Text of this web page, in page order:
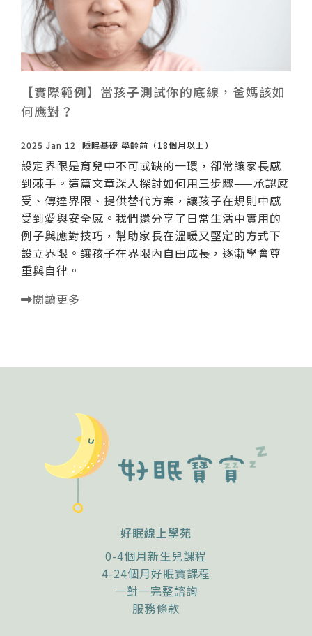
【實際範例】當孩子測試你的底線，爸媽該如
何應對？
2025 Jan 12 睡眠基礎 學齡前（18個月以上）
設定界限是育兒中不可或缺的一環，卻常讓家長感
到棘手。這篇文章深入探討如何用三步驟——承認感
受、傳達界限、提供替代方案，讓孩子在規則中感
受到愛與安全感。我們還分享了日常生活中實用的
例子與應對技巧，幫助家長在溫暖又堅定的方式下
設立界限。讓孩子在界限內自由成長，逐漸學會尊
重與自律。
閱讀更多
好眠線上學苑
0-4個月新生兒課程
4-24個月好眠寶課程
一對一完整諮詢
服務條款